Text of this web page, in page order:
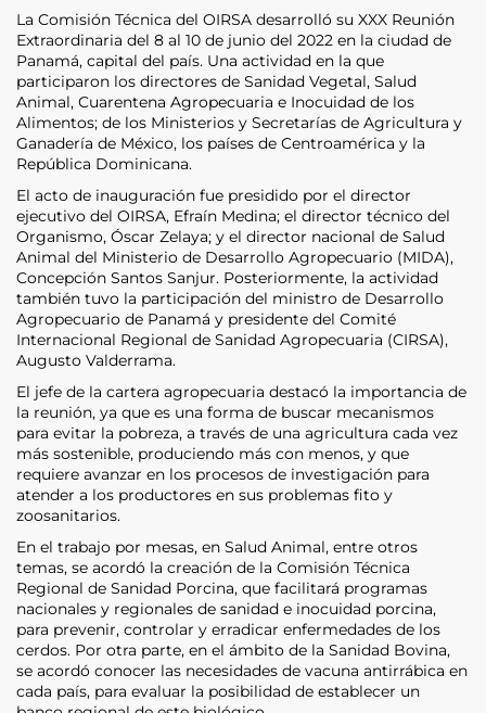
La Comisión Técnica del OIRSA desarrolló su XXX Reunión
Extraordinaria del 8 al 10 de junio del 2022 en la ciudad de
Panamá, capital del país. Una actividad en la que
participaron los directores de Sanidad Vegetal, Salud
Animal, Cuarentena Agropecuaria e Inocuidad de los
Alimentos; de los Ministerios y Secretarías de Agricultura y
Ganadería de México, los países de Centroamérica y la
República Dominicana.
El acto de inauguración fue presidido por el director
ejecutivo del OIRSA, Efraín Medina; el director técnico del
Organismo, Óscar Zelaya; y el director nacional de Salud
Animal del Ministerio de Desarrollo Agropecuario (MIDA),
Concepción Santos Sanjur. Posteriormente, la actividad
también tuvo la participación del ministro de Desarrollo
Agropecuario de Panamá y presidente del Comité
Internacional Regional de Sanidad Agropecuaria (CIRSA),
Augusto Valderrama.
El jefe de la cartera agropecuaria destacó la importancia de
la reunión, ya que es una forma de buscar mecanismos
para evitar la pobreza, a través de una agricultura cada vez
más sostenible, produciendo más con menos, y que
requiere avanzar en los procesos de investigación para
atender a los productores en sus problemas fito y
zoosanitarios.
En el trabajo por mesas, en Salud Animal, entre otros
temas, se acordó la creación de la Comisión Técnica
Regional de Sanidad Porcina, que facilitará programas
nacionales y regionales de sanidad e inocuidad porcina,
para prevenir, controlar y erradicar enfermedades de los
cerdos. Por otra parte, en el ámbito de la Sanidad Bovina,
se acordó conocer las necesidades de vacuna antirrábica en
cada país, para evaluar la posibilidad de establecer un